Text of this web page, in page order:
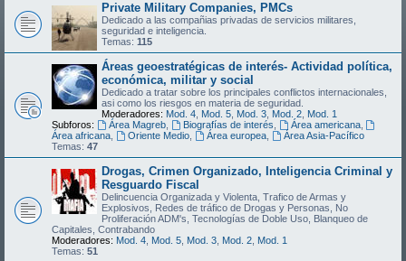
Private Military Companies, PMCs
Dedicado a las compañias privadas de servicios militares,
seguridad e inteligencia.
Temas: 115
Áreas geoestratégicas de interés- Actividad política,
económica, militar y social
Dedicado a tratar sobre los principales conflictos internacionales,
asi como los riesgos en materia de seguridad.
Moderadores: Mod. 4 Mod. 5 Mod. 3 Mod. 2 Mod. 1
Subforos:
Área Magreb, Biografías de interés Área americana,
Área africana
Oriente Medio, Área europea,
Área Asia-Pacífico
Temas: 47
Drogas, Crimen Organizado, Inteligencia Criminal y
Resguardo Fiscal
Delincuencia Organizada y Violenta, Trafico de Armas y
Explosivos, Redes de tráfico de Drogas y Personas, No
Proliferación ADM's, Tecnologías de Doble Uso, Blanqueo de
Capitales, Contrabando
Moderadores: Mod. 4 Mod. 5 Mod. 3 Mod. 2 Mod. 1
Temas: 51